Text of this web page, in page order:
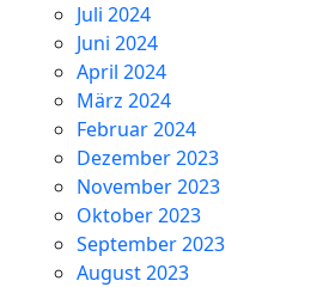
Juli 2024
Juni 2024
April 2024
März 2024
Februar 2024
Dezember 2023
November 2023
Oktober 2023
September 2023
August 2023